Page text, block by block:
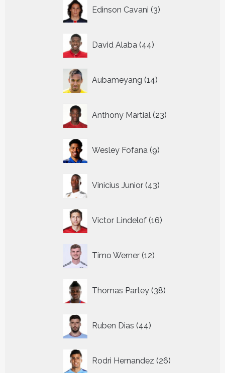
Edinson Cavani 3
producten
David Alaba 44
producten
Aubameyang 14
producten
Anthony Martial 23
producten
Wesley Fofana 9
producten
Vinicius Junior 43
producten
Victor Lindelof 16
producten
Timo Werner 12
producten
Thomas Partey 38
producten
Ruben Dias 44
producten
Rodri Hernandez 26
producten